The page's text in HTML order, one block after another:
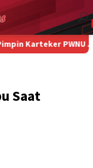
PWNU Jambi,
Saat